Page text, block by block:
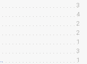
3
4
2
2
1
3
1